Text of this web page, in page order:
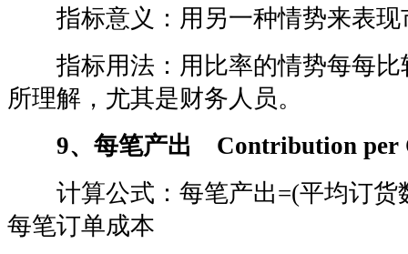
指标意义：用另一种情势来表现
指标用法：用比率的情势每每比
所理解，尤其是财务人员。
9、每笔产出 Contribution per
计算公式：每笔产出=(平均订货
每笔订单成本